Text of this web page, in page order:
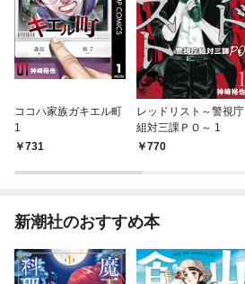
ココハ家族ガキエル町
1
731
レッドリスト～警視庁
組対三課ＰＯ～ 1
770
新潮社のおすすめ本